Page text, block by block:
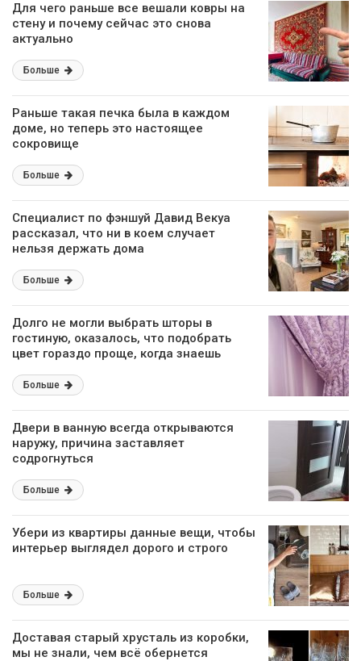
Для чего раньше все вешали ковры на
стену и почему сейчас это снова
актуально
Больше
Раньше такая печка была в каждом
доме, но теперь это настоящее
сокровище
Больше
Специалист по фэншуй Давид Векуа
рассказал, что ни в коем случает
нельзя держать дома
Больше
Долго не могли выбрать шторы в
гостиную, оказалось, что подобрать
цвет гораздо проще, когда знаешь
Больше
Двери в ванную всегда открываются
наружу, причина заставляет
содрогнуться
Больше
Убери из квартиры данные вещи, чтобы
интерьер выглядел дорого и строго
Больше
Доставая старый хрусталь из коробки,
мы не знали, чем всё обернется